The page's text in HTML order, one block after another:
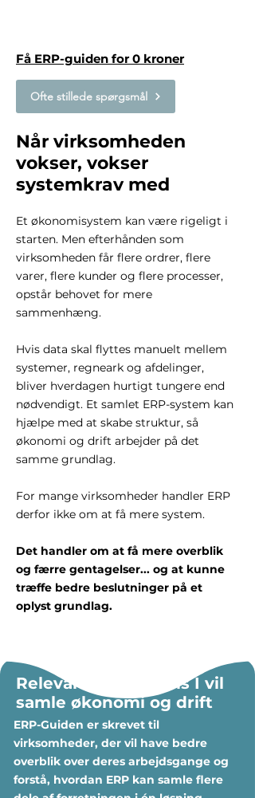
Få ERP-guiden for 0 kroner
Ofte stillede spørgsmål
Når virksomheden
vokser, vokser
systemkrav med
Et økonomisystem kan være rigeligt i
starten. Men efterhånden som
virksomheden får flere ordrer, flere
varer, flere kunder og flere processer,
opstår behovet for mere
sammenhæng.
Hvis data skal flyttes manuelt mellem
systemer, regneark og afdelinger,
bliver hverdagen hurtigt tungere end
nødvendigt. Et samlet ERP-system kan
hjælpe med at skabe struktur, så
økonomi og drift arbejder på det
samme grundlag.
For mange virksomheder handler ERP
derfor ikke om at få mere system.
Det handler om at få mere overblik
og færre gentagelser... og at kunne
træffe bedre beslutninger på et
oplyst grundlag.
Relevant for jer, hvis I vil
samle økonomi og drift
ERP-Guiden er skrevet til
virksomheder, der vil have bedre
overblik over deres arbejdsgange og
forstå, hvordan ERP kan samle flere